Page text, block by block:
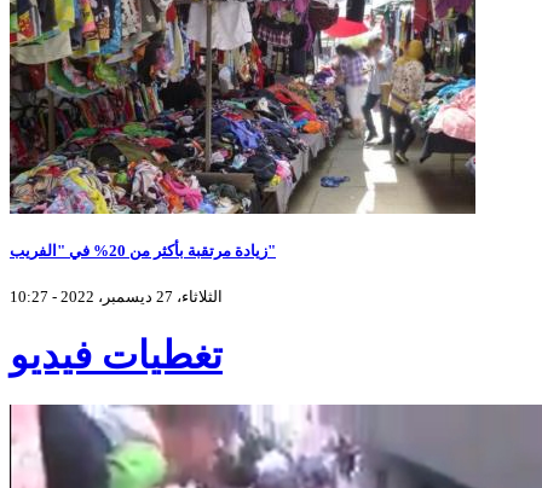
زيادة مرتقبة بأكثر من 20% في "الفريب"
الثلاثاء، 27 ديسمبر، 2022 - 10:27
تغطيات فيديو